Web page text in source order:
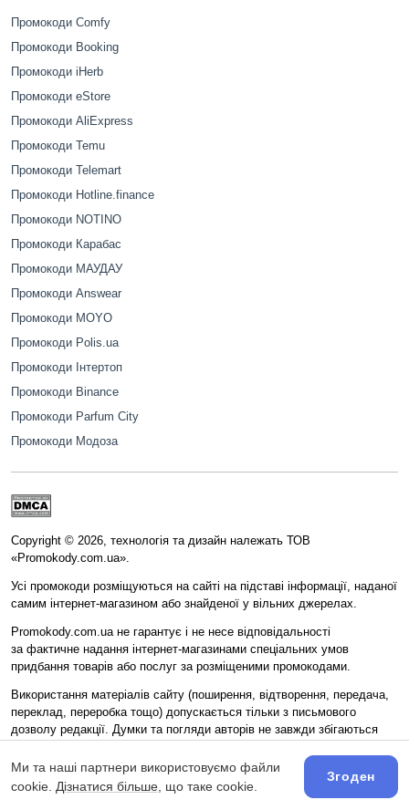
Промокоди Comfy
Промокоди Booking
Промокоди iHerb
Промокоди eStore
Промокоди AliExpress
Промокоди Temu
Промокоди Telemart
Промокоди Hotline.finance
Промокоди NOTINO
Промокоди Карабас
Промокоди МАУДАУ
Промокоди Answear
Промокоди MOYO
Промокоди Polis.ua
Промокоди Інтертоп
Промокоди Binance
Промокоди Parfum City
Промокоди Модоза
Copyright © 2026, технологія та дизайн належать ТОВ
«Promokody.com.ua».
Усі промокоди розміщуються на сайті на підставі інформації, наданої
самим інтернет-магазином або знайденої у вільних джерелах.
Promokody.com.ua не гарантує і не несе відповідальності
за фактичне надання інтернет-магазинами спеціальних умов
придбання товарів або послуг за розміщеними промокодами.
Використання матеріалів сайту (поширення, відтворення, передача,
переклад, переробка тощо) допускається тільки з письмового
дозволу редакції. Думки та погляди авторів не завжди збігаються
Матеріали сайту призначені для осіб старше 18 років (18+).
Ми та наші партнери використовуємо файли
cookie. Дізнатися більше , що таке cookie.
Згоден